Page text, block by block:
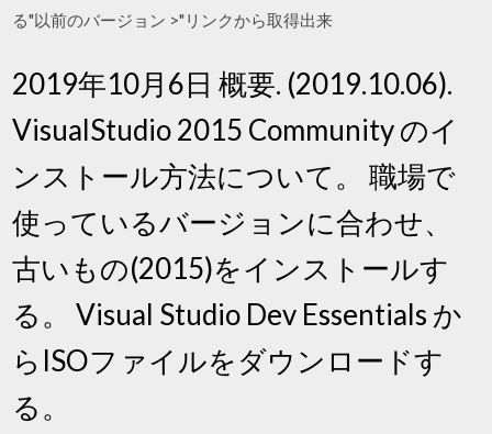
る"以前のバージョン >"リンクから取得出来
2019年10月6日 概要. (2019.10.06).
VisualStudio 2015 Community のイ
ンストール方法について。 職場で
使っているバージョンに合わせ、
古いもの(2015)をインストールす
る。 Visual Studio Dev Essentials か
らISOファイルをダウンロードす
る。